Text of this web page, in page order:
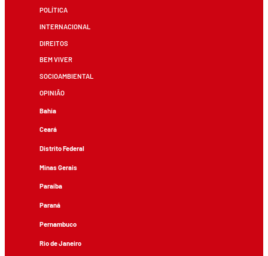
POLÍTICA
INTERNACIONAL
DIREITOS
BEM VIVER
SOCIOAMBIENTAL
OPINIÃO
Bahia
Ceará
Distrito Federal
Minas Gerais
Paraíba
Paraná
Pernambuco
Rio de Janeiro